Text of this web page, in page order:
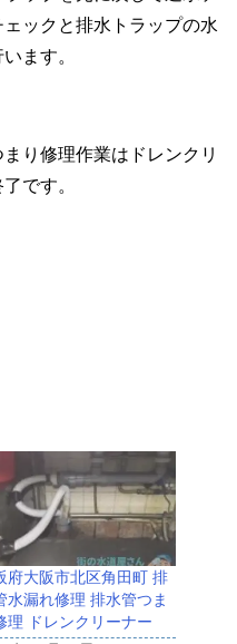
ックと排水トラップの水
ます。
り修理作業はドレンクリ
です。
府大阪市北区角田町 排
水漏れ修理 排水管つま
理 ドレンクリーナー